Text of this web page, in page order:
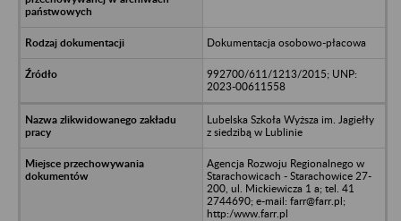
Dokumentacja osobowo-płacowa
992700/611/1213/2015; UNP:
2023-00611558
Lubelska Szkoła Wyższa im. Jagiełły
z siedzibą w Lublinie
Agencja Rozwoju Regionalnego w
Starachowicach - Starachowice 27-
200, ul. Mickiewicza 1 a; tel. 41
2744690; e-mail: farr@farr.pl;
http:/www.farr.pl